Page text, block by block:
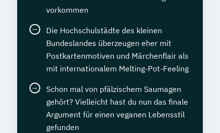
vorkommen
Die Hochschulstädte des kleinen
Bundeslandes überzeugen eher mit
Postkartenmotiven und Märchenflair als
mit internationalem Melting-Pot-Feeling
Schon mal von pfälzischem Saumagen
gehört? Vielleicht hast du nun das finale
Argument für einen veganen Lebensstil
gefunden